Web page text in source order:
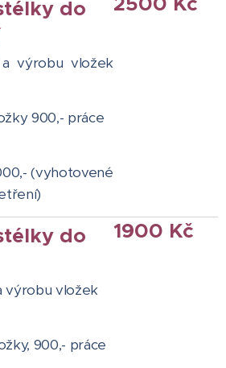
do
výrobu vložek
900,- práce
(vyhotovené
do
výrobu vložek
900,- práce
1900 Kč